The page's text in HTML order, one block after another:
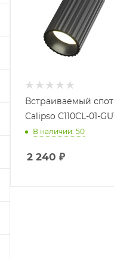
Встраиваемый
Calipso C110CL-01-
В наличии: 50
2 240 ₽